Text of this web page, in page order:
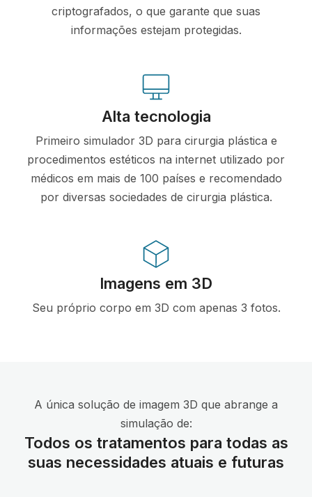
criptografados, o que garante que suas
informações estejam protegidas.
Alta tecnologia
Primeiro simulador 3D para cirurgia plástica e
procedimentos estéticos na internet utilizado por
médicos em mais de 100 países e recomendado
por diversas sociedades de cirurgia plástica.
Imagens em 3D
Seu próprio corpo em 3D com apenas 3 fotos.
A única solução de imagem 3D que abrange a
simulação de:
Todos os tratamentos para todas as
suas necessidades atuais e futuras